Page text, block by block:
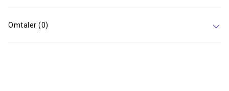
Omtaler (0)